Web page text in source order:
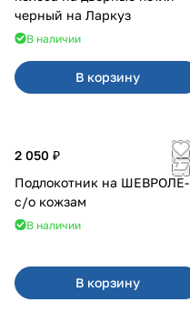
черный на Ларкуз
В наличии
В корзину
2 050 ₽
Подлокотник на ШЕВРОЛЕ-
с/о кожзам
В наличии
В корзину